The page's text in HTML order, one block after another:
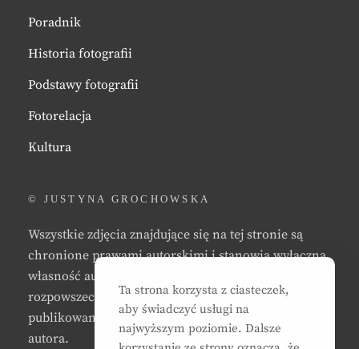
Poradnik
Historia fotografii
Podstawy fotografii
Fotorelacja
Kultura
© JUSTYNA GROCHOWSKA
Wszystkie zdjęcia znajdujące się na tej stronie są
chronione prawami autorskimi i stanowią wyłączną
własność autora strony. Zabrania się kopiowania,
rozpowszechniania, reprodukowania,
publikowania, i/lub modyfikowania zdjęć bez zgody
autora.
Ta strona korzysta z ciasteczek,
aby świadczyć usługi na
najwyższym poziomie. Dalsze